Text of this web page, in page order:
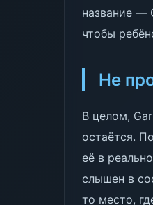
название —
чтобы
Не
В целом,
остаётся.
её в
слышен в
то место,